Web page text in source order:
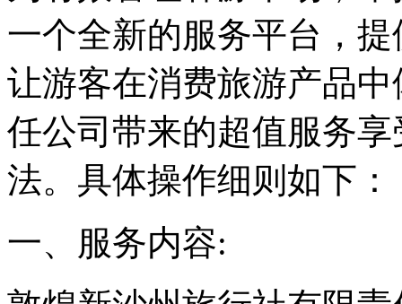
一个全新的服务平台，
让游客在消费旅游产品
任公司带来的超值服务
法。具体操作细则如下：
一、服务